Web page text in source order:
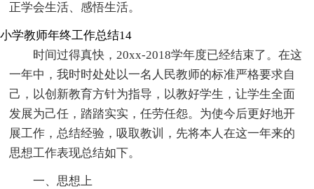
正学会生活、感悟生活。
小学教师年终工作总结14
时间过得真快，20xx-2018学年度已经结束了。在这
一年中，我时时处处以一名人民教师的标准严格要求自
己，以创新教育方针为指导，以教好学生，让学生全面
发展为己任，踏踏实实，任劳任怨。为使今后更好地开
展工作，总结经验，吸取教训，先将本人在这一年来的
思想工作表现总结如下。
一、思想上